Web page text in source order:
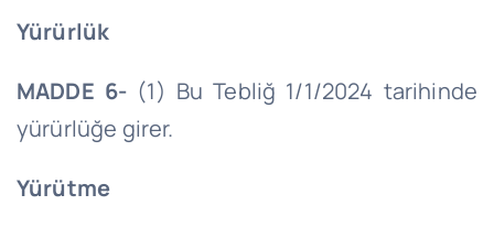
Yürürlük
MADDE 6- (1) Bu Tebliğ 1/1/2024 tarihinde
yürürlüğe girer.
Yürütme